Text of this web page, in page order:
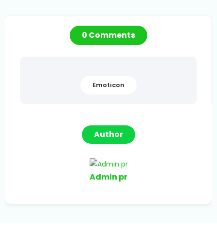
0 Comments
Emoticon
Author
Admin pr